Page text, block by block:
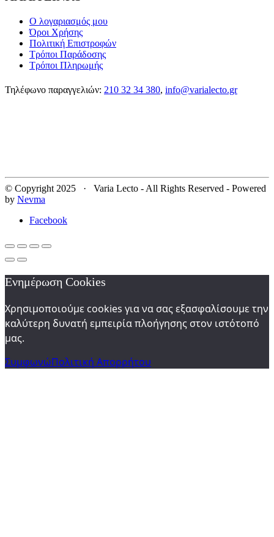
Ο λογαριασμός μου
Όροι Χρήσης
Πολιτική Επιστροφών
Τρόποι Παράδοσης
Τρόποι Πληρωμής
Τηλέφωνο παραγγελιών: 210 32 34 380, info@varialecto.gr
© Copyright 2025 · Varia Lecto - All Rights Reserved - Powered
by Nevma
Facebook
Ενημέρωση Cookies
Χρησιμοποιούμε cookies για να σας εξασφαλίσουμε την
καλύτερη δυνατή εμπειρία πλοήγησης στον ιστότοπό
μας.
ΣυμφωνώΠολιτική Απορρήτου